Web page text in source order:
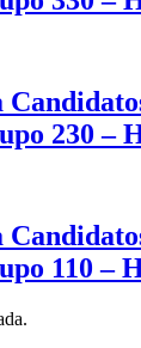
230 –
110 –